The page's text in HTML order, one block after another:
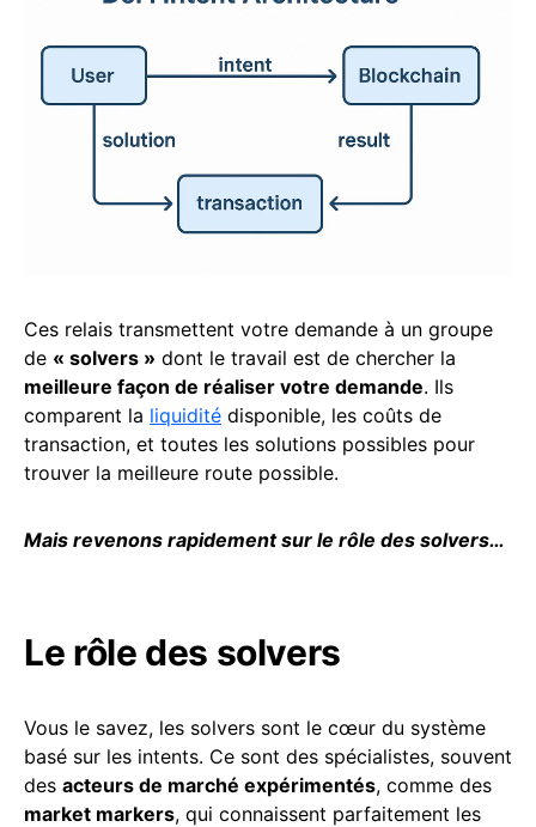
Ces relais transmettent votre demande à un groupe
de « solvers » dont le travail est de chercher la
meilleure façon de réaliser votre demande. Ils
comparent la liquidité disponible, les coûts de
transaction, et toutes les solutions possibles pour
trouver la meilleure route possible.
Mais revenons rapidement sur le rôle des solvers…
Le rôle des solvers
Vous le savez, les solvers sont le cœur du système
basé sur les intents. Ce sont des spécialistes, souvent
des acteurs de marché expérimentés, comme des
market markers, qui connaissent parfaitement les